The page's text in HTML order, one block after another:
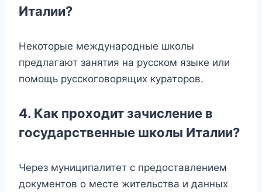
Италии?
Некоторые международные школы
предлагают занятия на русском языке или
помощь русскоговорящих кураторов.
4. Как проходит зачисление в
государственные школы Италии?
Через муниципалитет с предоставлением
документов о месте жительства и данных